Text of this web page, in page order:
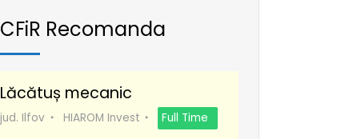
CFiR Recomanda
Lăcătuș mecanic
jud. Ilfov HIAROM Invest Full Time